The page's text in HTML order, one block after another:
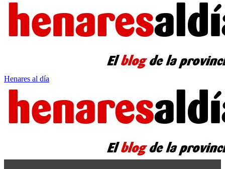
Henares al día